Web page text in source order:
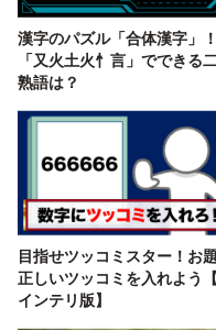
漢字のパズル「合体漢字」！
「又火土火忄言」でできる
熟語は？
目指せツッコミスター！お
正しいツッコミを入れよう
インテリ版】